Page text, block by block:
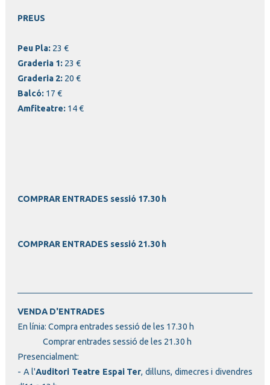
PREUS
Peu Pla: 23 €
Graderia 1: 23 €
Graderia 2: 20 €
Balcó: 17 €
Amfiteatre: 14 €
COMPRAR ENTRADES sessió 17.30 h
COMPRAR ENTRADES sessió 21.30 h
VENDA D'ENTRADES
En línia: Compra entrades sessió de les 17.30 h
Comprar entrades sessió de les 21.30 h
Presencialment:
- A l'Auditori Teatre Espai Ter, dilluns, dimecres i divendres